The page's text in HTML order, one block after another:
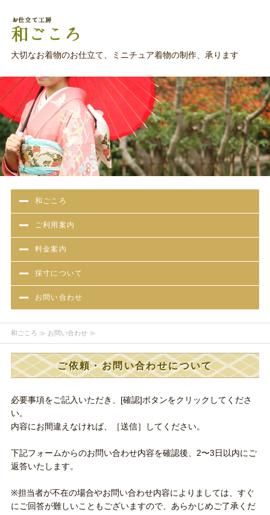
大切なお着物のお仕立て、ミニチュア着物の制作、承ります
和ごころ
ご利用案内
料金案内
採寸について
お問い合わせ
和ごころ ≫ お問い合わせ ≫
ご依頼・お問い合わせについて
必要事項をご記入いただき、[確認]ボタンをクリックしてくださ
い。
内容にお間違えなければ、［送信］してください。
下記フォームからのお問い合わせ内容を確認後、2〜3日以内にご
返答いたします。
※担当者が不在の場合やお問い合わせ内容によりましては、すぐ
にご回答が難しいこともございますので、あらかじめご了承くだ